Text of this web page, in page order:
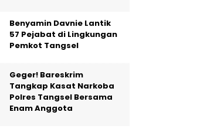
Benyamin Davnie Lantik
57 Pejabat di Lingkungan
Pemkot Tangsel
Geger! Bareskrim
Tangkap Kasat Narkoba
Polres Tangsel Bersama
Enam Anggota